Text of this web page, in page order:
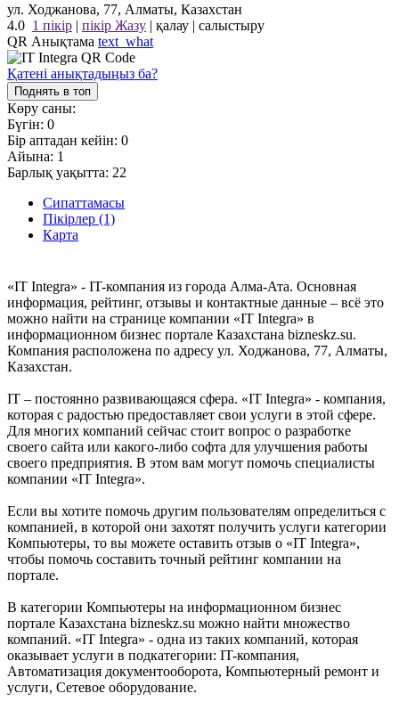
ул. Ходжанова, 77, Алматы, Казахстан
4.0 1 пікір | пікір Жазу | қалау | салыстыру
QR Анықтама text_what
Қатені анықтадыңыз ба?
Поднять в топ
Көру саны:
Бүгін: 0
Бір аптадан кейін: 0
Айына: 1
Барлық уақытта: 22
Сипаттамасы
Пікірлер (1)
Карта
«IT Integra» - IT-компания из города Алма-Ата. Основная
информация, рейтинг, отзывы и контактные данные – всё это
можно найти на странице компании «IT Integra» в
информационном бизнес портале Казахстана bizneskz.su.
Компания расположена по адресу ул. Ходжанова, 77, Алматы,
Казахстан.
IT – постоянно развивающаяся сфера. «IT Integra» - компания,
которая с радостью предоставляет свои услуги в этой сфере.
Для многих компаний сейчас стоит вопрос о разработке
своего сайта или какого-либо софта для улучшения работы
своего предприятия. В этом вам могут помочь специалисты
компании «IT Integra».
Если вы хотите помочь другим пользователям определиться с
компанией, в которой они захотят получить услуги категории
Компьютеры, то вы можете оставить отзыв о «IT Integra»,
чтобы помочь составить точный рейтинг компании на
портале.
В категории Компьютеры на информационном бизнес
портале Казахстана bizneskz.su можно найти множество
компаний. «IT Integra» - одна из таких компаний, которая
оказывает услуги в подкатегории: IT-компания,
Автоматизация документооборота, Компьютерный ремонт и
услуги, Сетевое оборудование.